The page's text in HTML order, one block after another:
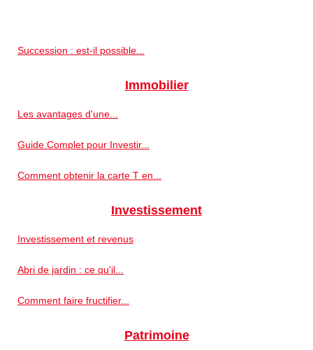
Succession : est-il possible...
Immobilier
Les avantages d'une...
Guide Complet pour Investir...
Comment obtenir la carte T en...
Investissement
Investissement et revenus
Abri de jardin : ce qu'il...
Comment faire fructifier...
Patrimoine